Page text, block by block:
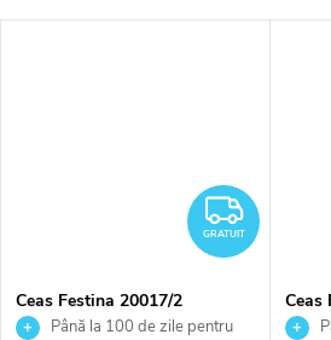
GRATUIT
Ceas Festina 20017/2
Până la 100 de zile pentru
Ceas